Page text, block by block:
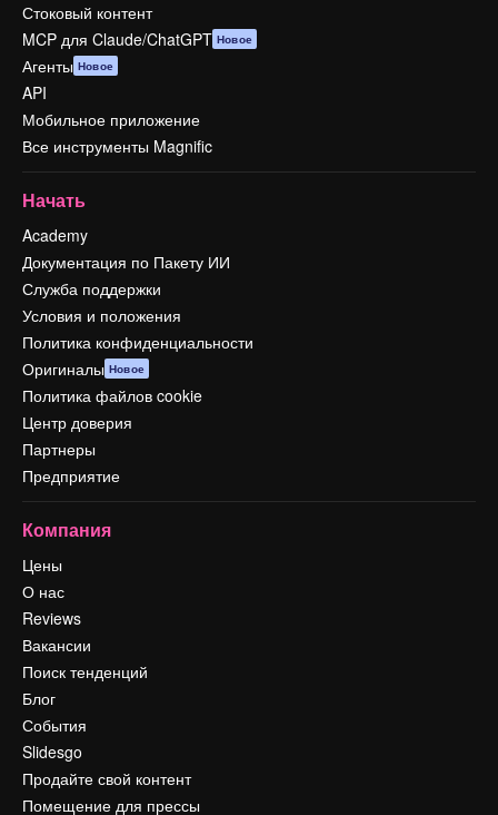
Стоковый контент
MCP для Claude/ChatGPT Новое
Агенты Новое
API
Мобильное приложение
Все инструменты Magnific
Начать
Academy
Документация по Пакету ИИ
Служба поддержки
Условия и положения
Политика конфиденциальности
Оригиналы Новое
Политика файлов cookie
Центр доверия
Партнеры
Предприятие
Компания
Цены
О нас
Reviews
Вакансии
Поиск тенденций
Блог
События
Slidesgo
Продайте свой контент
Помещение для прессы